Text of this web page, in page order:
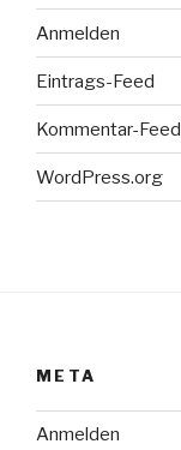
Anmelden
Eintrags-Feed
Kommentar-Feed
WordPress.org
META
Anmelden